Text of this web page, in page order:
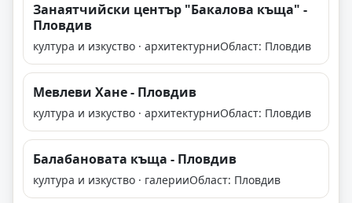
Занаятчийски център "Бакалова къща" -
Пловдив
култура и изкуство · архитектурниОбласт: Пловдив
Мевлеви Хане - Пловдив
култура и изкуство · архитектурниОбласт: Пловдив
Балабановата къща - Пловдив
култура и изкуство · галерииОбласт: Пловдив